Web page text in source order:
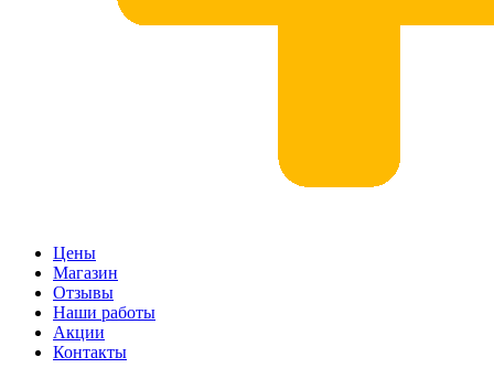
Цены
Магазин
Отзывы
Наши работы
Акции
Контакты